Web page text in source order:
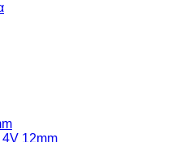
4V 12mm